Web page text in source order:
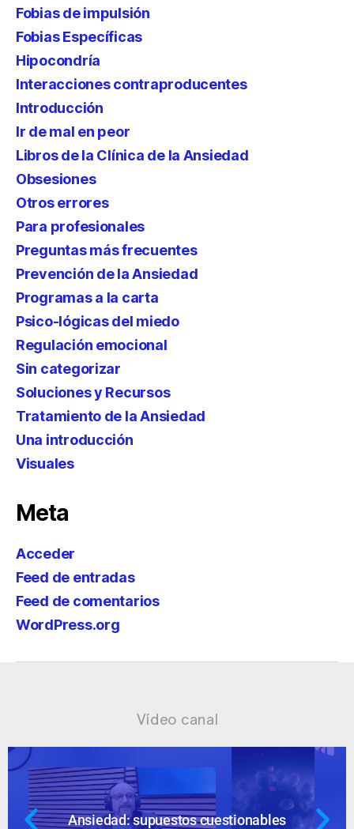
Fobias de impulsión
Fobias Específicas
Hipocondría
Interacciones contraproducentes
Introducción
Ir de mal en peor
Libros de la Clínica de la Ansiedad
Obsesiones
Otros errores
Para profesionales
Preguntas más frecuentes
Prevención de la Ansiedad
Programas a la carta
Psico-lógicas del miedo
Regulación emocional
Sin categorizar
Soluciones y Recursos
Tratamiento de la Ansiedad
Una introducción
Visuales
Meta
Acceder
Feed de entradas
Feed de comentarios
WordPress.org
Vídeo canal
Ansiedad: supuestos cuestionables